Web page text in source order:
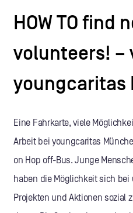
HOW TO find
volunteers! –
youngcaritas
Eine Fahrkarte, viele
Arbeit bei youngcaritas
on Hop off-Bus. Junge
haben die Möglichkeit sich bei
Projekten und Aktionen sozial